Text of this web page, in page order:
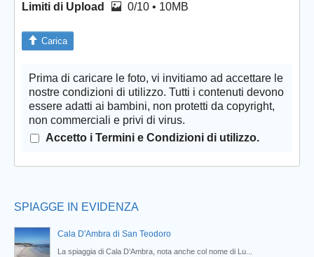
Limiti di Upload 0/10 • 10MB
Carica
Prima di caricare le foto, vi invitiamo ad accettare le
nostre condizioni di utilizzo. Tutti i contenuti devono
essere adatti ai bambini, non protetti da copyright,
non commerciali e privi di virus.
Accetto i Termini e Condizioni di utilizzo.
SPIAGGE IN EVIDENZA
Cala D'Ambra di San Teodoro
La spiaggia di Cala D’Ambra, nota anche col nome di Lu...
Prev